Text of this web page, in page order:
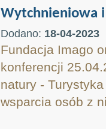
Wytchnieniowa
Dodano: 18-04-2023
Fundacja Imago
konferencji
natury -
wsparcia osób z